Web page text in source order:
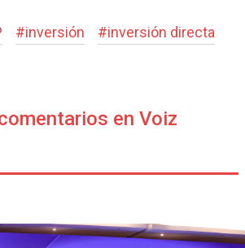
#inversión #inversión directa
en Voiz